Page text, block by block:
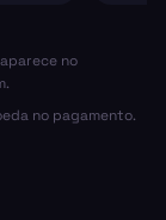
no
no pagamento.